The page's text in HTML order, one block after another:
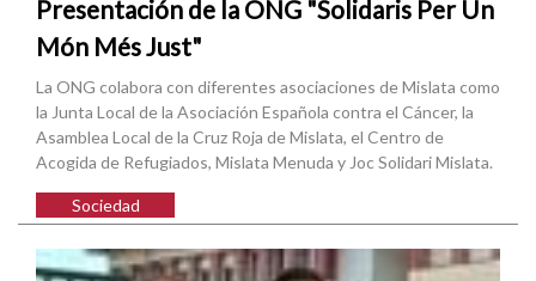
Presentación de la ONG "Solidaris Per Un
Món Més Just"
La ONG colabora con diferentes asociaciones de Mislata como
la Junta Local de la Asociación Española contra el Cáncer, la
Asamblea Local de la Cruz Roja de Mislata, el Centro de
Acogida de Refugiados, Mislata Menuda y Joc Solidari Mislata.
Sociedad